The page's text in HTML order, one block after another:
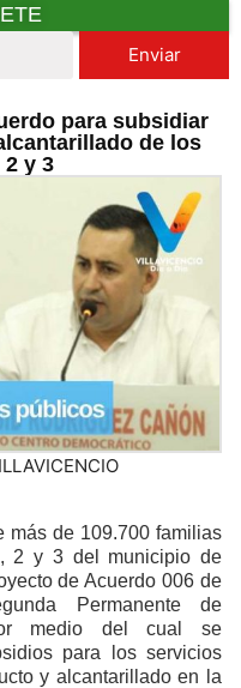
Enviar
para subsidiar
de los
y 3
más de 109.700 familias
2 y 3 del municipio de
de Acuerdo 006 de
Permanente de
medio del cual se
para los servicios
y alcantarillado en la